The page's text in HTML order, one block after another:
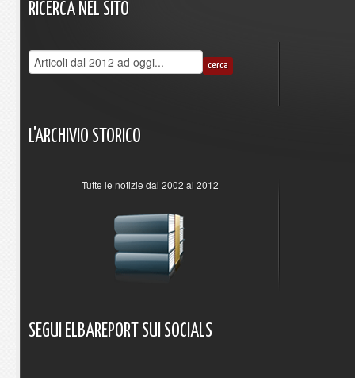
RICERCA NEL SITO
L'ARCHIVIO STORICO
Tutte le notizie dal 2002 al 2012
SEGUI ELBAREPORT SUI SOCIALS